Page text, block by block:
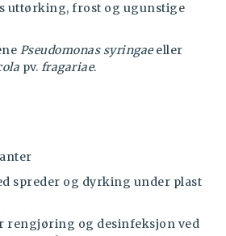
uttørking, frost og ugunstige
Pseudomonas syringaeeller
pv. fragariae.
spreder og dyrking under plast
rengjøring og desinfeksjon ved